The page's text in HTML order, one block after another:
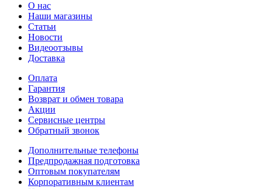
О нас
Наши магазины
Статьи
Новости
Видеоотзывы
Доставка
Оплата
Гарантия
Возврат и обмен товара
Акции
Сервисные центры
Обратный звонок
Дополнительные телефоны
Предпродажная подготовка
Оптовым покупателям
Корпоративным клиентам